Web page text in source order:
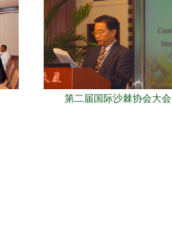
第二届国际沙棘协会大会